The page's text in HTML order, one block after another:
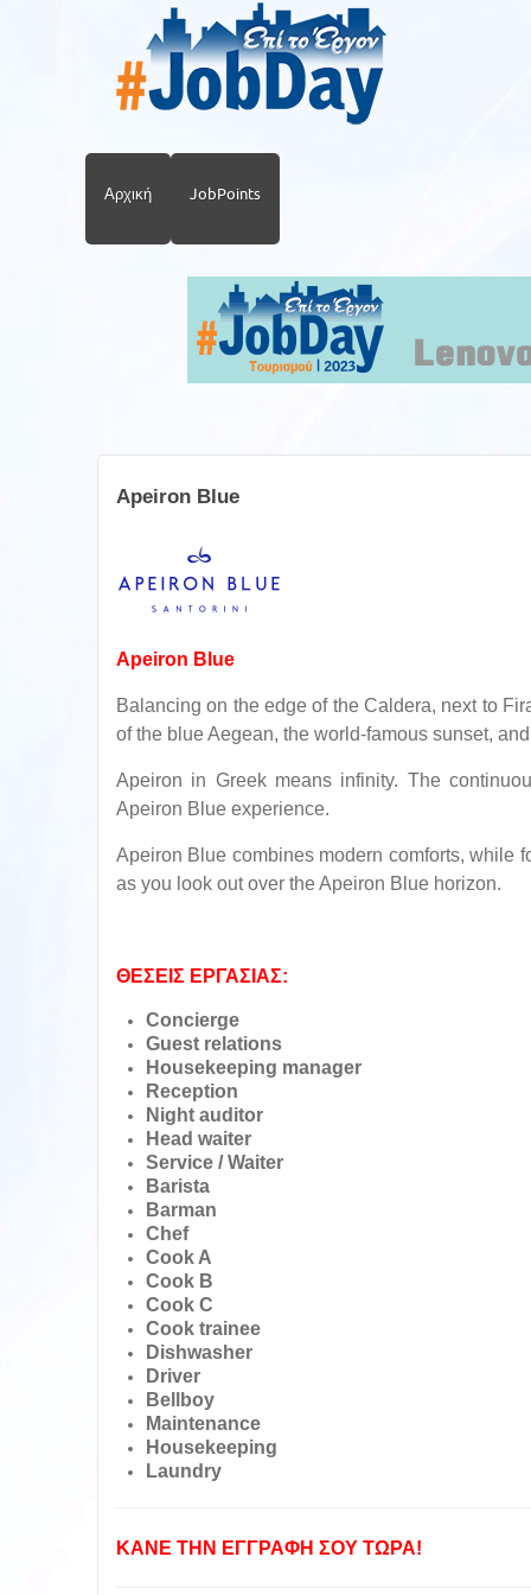
Αρχική JobPoints
Apeiron Blue
Apeiron Blue
Balancing on the edge of the Caldera, next to
of the blue Aegean, the world-famous sunset,
Apeiron in Greek means infinity. The
Apeiron Blue experience.
Apeiron Blue combines modern comforts, while
as you look out over the Apeiron Blue horizon.
ΘΕΣΕΙΣ ΕΡΓΑΣΙΑΣ:
Concierge
Guest relations
Housekeeping manager
Reception
Night auditor
Head waiter
Service / Waiter
Barista
Barman
Chef
Cook A
Cook B
Cook C
Cook trainee
Dishwasher
Driver
Bellboy
Maintenance
Housekeeping
Laundry
ΚΑΝΕ ΤΗΝ ΕΓΓΡΑΦΗ ΣΟΥ ΤΩΡΑ!